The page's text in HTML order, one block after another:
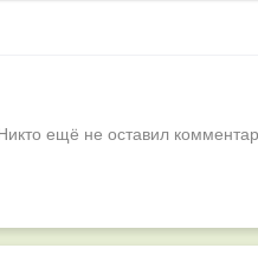
ещё не оставил